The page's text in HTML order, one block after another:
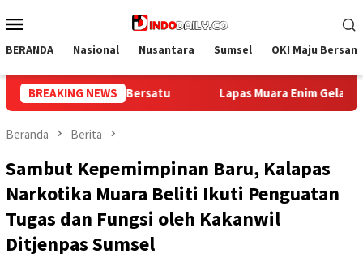
ke
Mobile
BERANDA Nasional Nusantara Sumsel OKI Maju
BREAKING NEWS
Gelar Bakti Sosial Donor Darah dalam Rangka Memperingati
Beranda Berita
Sambut Kepemimpinan Baru, Kalapas
Narkotika Muara Beliti Ikuti Penguatan
Tugas dan Fungsi oleh Kakanwil
Ditjenpas Sumsel